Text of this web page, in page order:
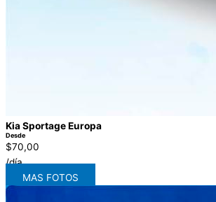
Kia Sportage Europa
Desde
$70,00
/día
MAS FOTOS